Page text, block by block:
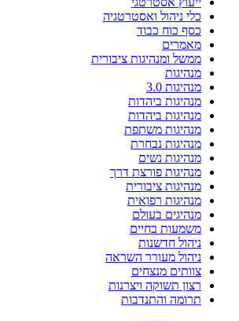
כלי ניהול ואסטרטגיה
כסף כוח כבוד
מאמרים
ממשל ומנהיגות ציבורית
מנהיגות
מנהיגות 3.0
מנהיגות ביהדות
מנהיגות ביהדות
מנהיגות משתפת
מנהיגות נבחרת
מנהיגות נשים
מנהיגות פורצת דרך
מנהיגות ציבורית
מנהיגות רפואית
מנהיגים בעולם
משמעות בחיים
ניהול חדשנות
ניהול מעורר השראה
צוותים מנצחים
רצון תשוקה ויצרנות
תרומה והתנדבות